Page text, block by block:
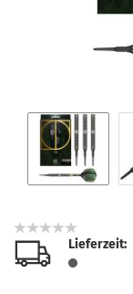
Lieferzeit: